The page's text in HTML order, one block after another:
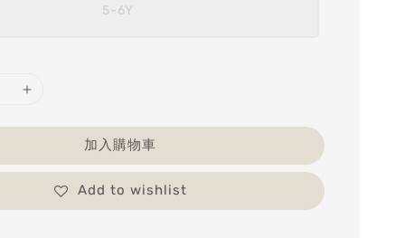
5-6Y
加入購物車
Add to wishlist